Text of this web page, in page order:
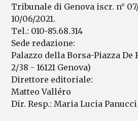
Tribunale di Genova iscr. n°
10/06/2021.
Tel.: 010-85.68.314
Sede redazione:
Palazzo della Borsa-Piazza De
2/38 - 16121 Genova)
Direttore editoriale:
Matteo Valléro
Dir. Resp.: Maria Lucia Panucci